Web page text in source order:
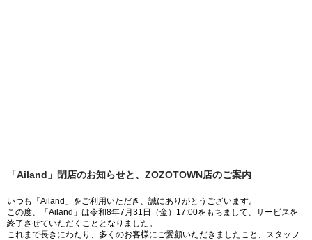
「Ailand」閉店のお知らせと、ZOZOTOWN店のご案内
いつも「Ailand」をご利用いただき、誠にありがとうございます。
この度、「Ailand」は令和8年7月31日（金）17:00をもちまして、サービスを
終了させていただくこととなりました。
これまで長きにわたり、多くのお客様にご愛顧いただきましたこと、スタッフ